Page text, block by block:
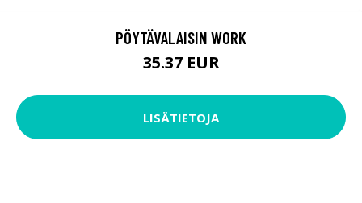
PÖYTÄVALAISIN WORK
35.37 EUR
LISÄTIETOJA